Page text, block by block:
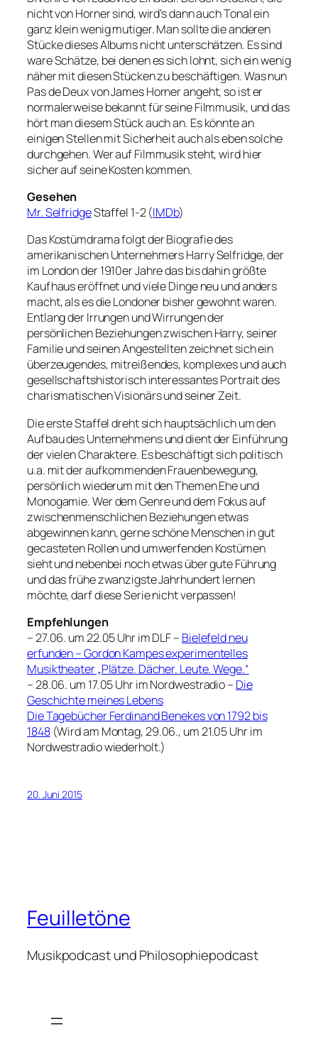
nicht von Horner sind, wird’s dann auch Tonal ein
ganz klein wenig mutiger. Man sollte die anderen
Stücke dieses Albums nicht unterschätzen. Es sind
ware Schätze, bei denen es sich lohnt, sich ein wenig
näher mit diesen Stücken zu beschäftigen. Was nun
Pas de Deux von James Horner angeht, so ist er
normalerweise bekannt für seine Filmmusik, und das
hört man diesem Stück auch an. Es könnte an
einigen Stellen mit Sicherheit auch als eben solche
durchgehen. Wer auf Filmmusik steht, wird hier
sicher auf seine Kosten kommen.
Gesehen
Mr. SelfridgeStaffel 1-2 (IMDb)
Das Kostümdrama folgt der Biografie des
amerikanischen Unternehmers Harry Selfridge, der
im London der 1910er Jahre das bis dahin größte
Kaufhaus eröffnet und viele Dinge neu und anders
macht, als es die Londoner bisher gewohnt waren.
Entlang der Irrungen und Wirrungen der
persönlichen Beziehungen zwischen Harry, seiner
Familie und seinen Angestellten zeichnet sich ein
überzeugendes, mitreißendes, komplexes und auch
gesellschaftshistorisch interessantes Portrait des
charismatischen Visionärs und seiner Zeit.
Die erste Staffel dreht sich hauptsächlich um den
Aufbau des Unternehmens und dient der Einführung
der vielen Charaktere. Es beschäftigt sich politisch
u.a. mit der aufkommenden Frauenbewegung,
persönlich wiederum mit den Themen Ehe und
Monogamie. Wer dem Genre und dem Fokus auf
zwischenmenschlichen Beziehungen etwas
abgewinnen kann, gerne schöne Menschen in gut
gecasteten Rollen und umwerfenden Kostümen
sieht und nebenbei noch etwas über gute Führung
und das frühe zwanzigste Jahrhundert lernen
möchte, darf diese Serie nicht verpassen!
Empfehlungen
– 27.06. um 22.05 Uhr im DLF – Bielefeld neu
erfunden – Gordon Kampes experimentelles
Musiktheater „Plätze. Dächer. Leute. Wege.“
– 28.06. um 17.05 Uhr im Nordwestradio – Die
Geschichte meines Lebens
Die Tagebücher Ferdinand Benekes von 1792 bis
1848(Wird am Montag, 29.06., um 21.05 Uhr im
Nordwestradio wiederholt.)
20. Juni 2015
Feuilletöne
Musikpodcast und Philosophiepodcast